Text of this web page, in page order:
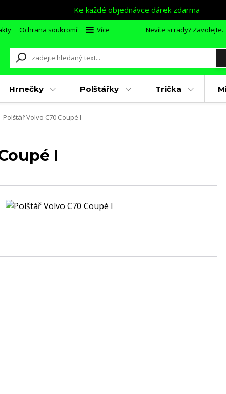
Ke každé objednávce dárek zdarma
Ochrana soukromí Více Nevíte si rady? Zavolejte.
Hrnečky Polštářky Trička
Polštář Volvo C70 Coupé I
I